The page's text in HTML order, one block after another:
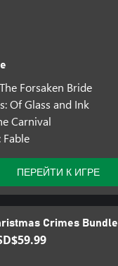
Forsaken Bride
Of Glass and Ink
Carnival
Fable
ПЕРЕЙТИ К ИГРЕ
Crimes Bundle